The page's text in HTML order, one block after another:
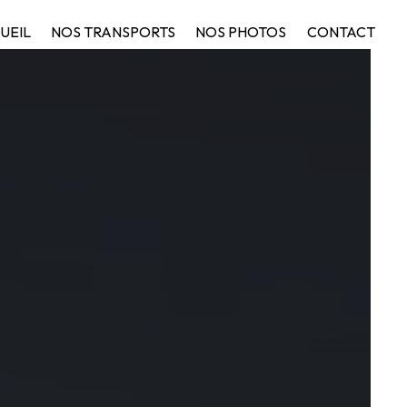
NOS TRANSPORTS NOS PHOTOS CONTACT